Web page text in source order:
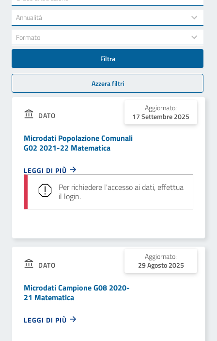
results
available
Annualità
34
results
available
Formato
results
available
Filtra
Azzera filtri
DATO
Aggiornato:
17 Settembre 2025
Microdati Popolazione Comunali
G02 2021-22 Matematica
LEGGI DI PIÙ
Per richiedere l'accesso ai dati, effettua
il login.
DATO
Aggiornato:
29 Agosto 2025
Microdati Campione G08 2020-
21 Matematica
LEGGI DI PIÙ